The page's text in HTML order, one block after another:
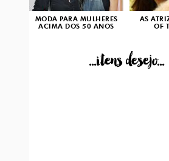
MODA PARA MULHERES
ACIMA DOS 50 ANOS
AS
OF
...itens desejo...